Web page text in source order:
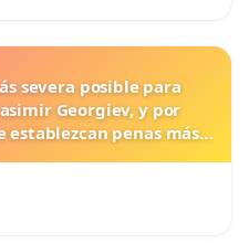
severa posible para
Georgiev, y por
penas más